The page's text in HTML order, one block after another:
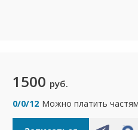
1500 руб.
0/0/12 Можно платить